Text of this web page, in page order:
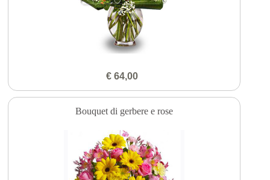
€ 64,00
Bouquet di gerbere e rose